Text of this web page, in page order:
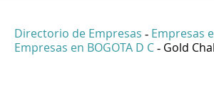
Directorio de Empresas - Empresas
Empresas en BOGOTA D C - Gold